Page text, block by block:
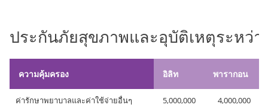
ประกันภัยสุขภาพและอุบัติเหตุระหว่า
ความคุ้มครอง อิลิท พารากอน
ค่ารักษาพยาบาลและค่าใช้จ่ายอื่นๆ 5,000,000 4,000,000